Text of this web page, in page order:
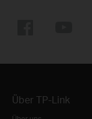
Über TP-Link